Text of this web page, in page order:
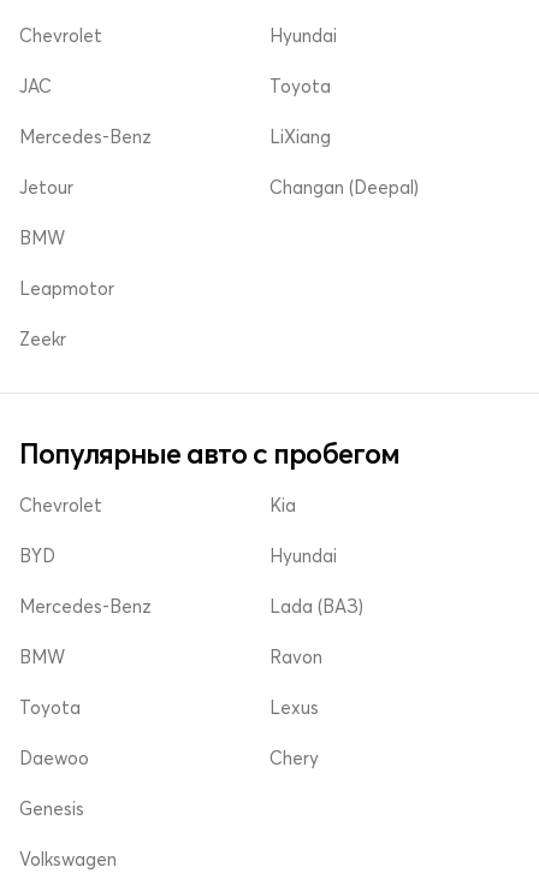
Chevrolet Hyundai
JAC
Mercedes-Benz
Jetour
Toyota
LiXiang
Changan (Deepal)
BMW
Leapmotor
Zeekr
Популярные авто с пробегом
Chevrolet
BYD
Mercedes-Benz
Kia
Hyundai
Lada (ВАЗ)
BMW
Toyota
Daewoo
Ravon
Lexus
Chery
Genesis
Volkswagen